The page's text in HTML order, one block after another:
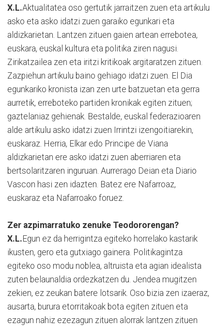
X.L.Aktualitatea oso gertutik jarraitzen zuen eta artikulu
asko eta asko idatzi zuen garaiko egunkari eta
aldizkarietan. Lantzen zituen gaien artean errebotea,
euskara, euskal kultura eta politika ziren nagusi.
Zirikatzailea zen eta iritzi kritikoak argitaratzen zituen.
Zazpiehun artikulu baino gehiago idatzi zuen. El Dia
egunkariko kronista izan zen urte batzuetan eta gerra
aurretik, erreboteko partiden kronikak egiten zituen;
gaztelaniaz gehienak. Bestalde, euskal federazioaren
alde artikulu asko idatzi zuen Irrintzi izengoitiarekin,
euskaraz. Herria, Elkar edo Principe de Viana
aldizkarietan ere asko idatzi zuen aberriaren eta
bertsolaritzaren inguruan. Aurrerago Deian eta Diario
Vascon hasi zen idazten. Batez ere Nafarroaz,
euskaraz eta Nafarroako foruez.
Zer azpimarratuko zenuke Teodororengan?
X.L.Egun ez da herrigintza egiteko horrelako kastarik
ikusten, gero eta gutxiago gainera. Politikagintza
egiteko oso modu noblea, altruista eta agian idealista
zuten belaunaldia ordezkatzen du. Jendea mugitzen
zekien, ez zeukan batere lotsarik. Oso bizia zen izaeraz,
ausarta, burura etorritakoak bota egiten zituen eta
ezagun nahiz ezezagun zituen alorrak lantzen zituen